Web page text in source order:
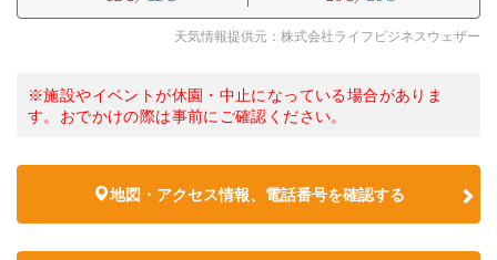
天気情報提供元：株式会社ライフビジネスウェザー
※施設やイベントが休園・中止になっている場合がありま
す。おでかけの際は事前にご確認ください。
地図・アクセス情報、電話番号を確認する